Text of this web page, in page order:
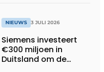
NIEUWS 3 JULI 2026
Siemens investeert
€300 miljoen in
Duitsland om de